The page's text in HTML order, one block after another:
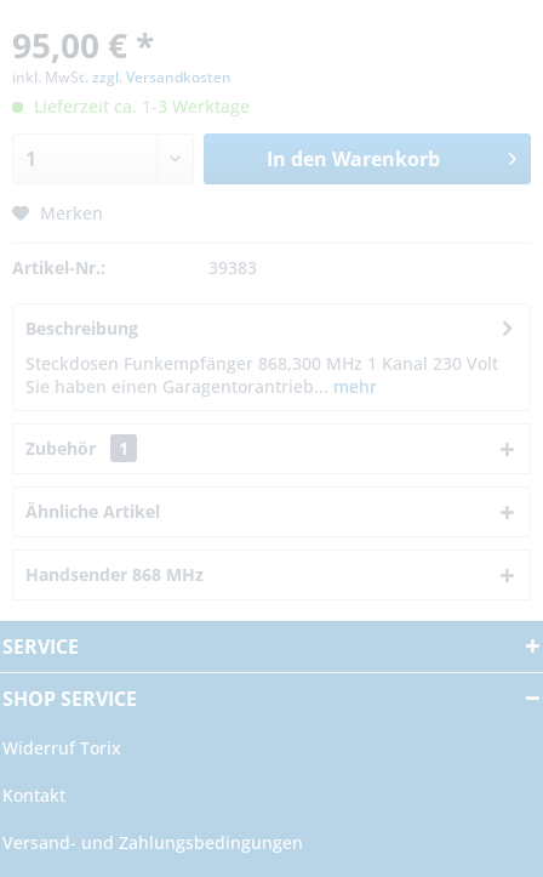
95,00 € *
inkl. MwSt. zzgl. Versandkosten
Lieferzeit ca. 1-3 Werktage
In den Warenkorb
Merken
Artikel-Nr.: 39383
Beschreibung
Steckdosen Funkempfänger 868,300 MHz 1 Kanal 230 Volt
Sie haben einen Garagentorantrieb... mehr
Zubehör 1
Ähnliche Artikel
Handsender 868 MHz
SERVICE
SHOP SERVICE
Widerruf Torix
Kontakt
Versand- und Zahlungsbedingungen